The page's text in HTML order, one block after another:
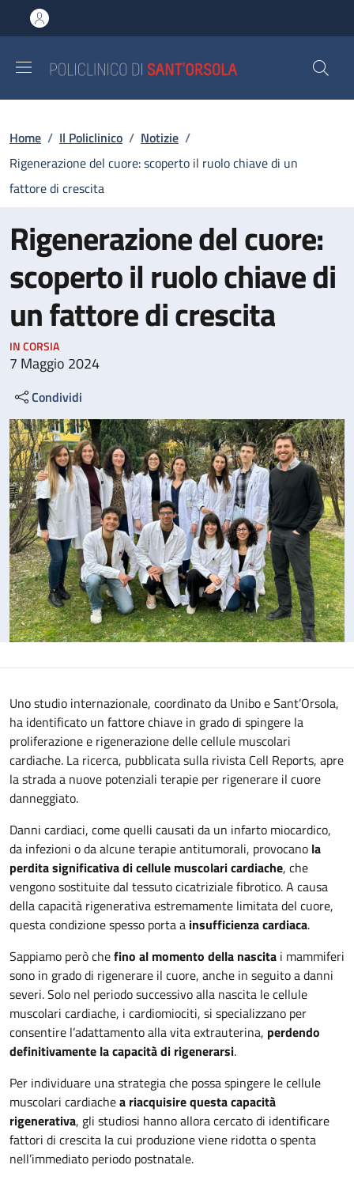
al contenuto principale
to footer content
Briciole di pane
Home / Il Policlinico / Notizie /
Rigenerazione del cuore: scoperto il ruolo chiave di un
fattore di crescita
Rigenerazione del cuore:
scoperto il ruolo chiave di
un fattore di crescita
IN CORSIA
7 Maggio 2024
Condividi
Uno studio internazionale, coordinato da Unibo e Sant’Orsola,
ha identificato un fattore chiave in grado di spingere la
proliferazione e rigenerazione delle cellule muscolari
cardiache. La ricerca, pubblicata sulla rivista Cell Reports, apre
la strada a nuove potenziali terapie per rigenerare il cuore
danneggiato.
Danni cardiaci, come quelli causati da un infarto miocardico,
da infezioni o da alcune terapie antitumorali, provocano la
perdita significativa di cellule muscolari cardiache, che
vengono sostituite dal tessuto cicatriziale fibrotico. A causa
della capacità rigenerativa estremamente limitata del cuore,
questa condizione spesso porta a insufficienza cardiaca.
Sappiamo però chefino al momento della nascita i mammiferi
sono in grado di rigenerare il cuore, anche in seguito a danni
severi. Solo nel periodo successivo alla nascita le cellule
muscolari cardiache, i cardiomiociti, si specializzano per
consentire l’adattamento alla vita extrauterina, perdendo
definitivamente la capacità di rigenerarsi.
Per individuare una strategia che possa spingere le cellule
muscolari cardiachea riacquisire questa capacità
rigenerativa, gli studiosi hanno allora cercato di identificare
fattori di crescita la cui produzione viene ridotta o spenta
nell’immediato periodo postnatale.